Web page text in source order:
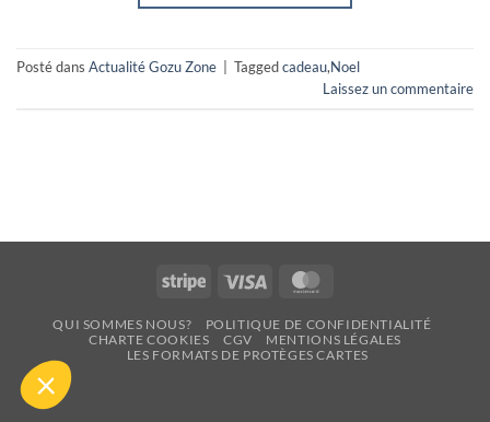
Posté dans Actualité Gozu Zone Taggedcadeau,Noel
Laissez un commentaire
Stripe Visa
QUI SOMMES NOUS?
POLITIQUE DE CONFIDENTIALITÉ
CHARTE COOKIES
CGV
MENTIONS LÉGALES
LES FORMATS DE PROTÈGES CARTES